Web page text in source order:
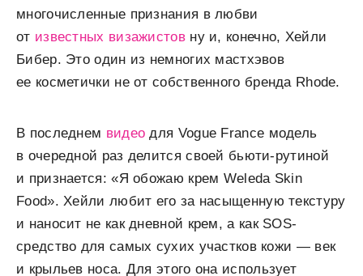
многочисленные признания в любви
от известных визажистовну и, конечно, Хейли
Бибер. Это один из немногих мастхэвов
ее косметички не от собственного бренда Rhode.
В последнем видео для Vogue France модель
в очередной раз делится своей бьюти-рутиной
и признается: «Я обожаю крем Weleda Skin
Food». Хейли любит его за насыщенную текстуру
и наносит не как дневной крем, а как SOS-
средство для самых сухих участков кожи — век
и крыльев носа. Для этого она использует